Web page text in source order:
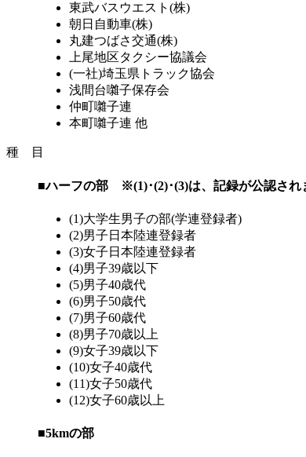
東武バスウエスト(株)
朝日自動車(株)
丸建つばさ交通(株)
上尾地区タクシー協議会
(一社)埼玉県トラック協会
浅間台囃子保存会
仲町囃子連
本町囃子連 他
種 目
■ハーフの部 ※(1)･(2)･(3)は、記録が公認され
(1)大学生男子の部(学連登録者)
(2)男子日本陸連登録者
(3)女子日本陸連登録者
(4)男子39歳以下
(5)男子40歳代
(6)男子50歳代
(7)男子60歳代
(8)男子70歳以上
(9)女子39歳以下
(10)女子40歳代
(11)女子50歳代
(12)女子60歳以上
■5kmの部